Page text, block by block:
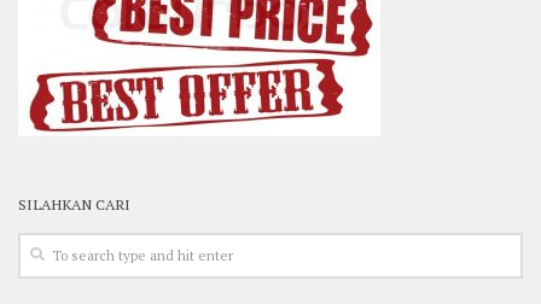
SILAHKAN CARI